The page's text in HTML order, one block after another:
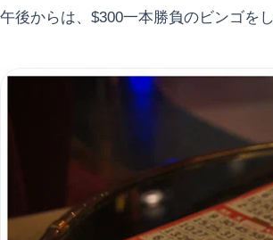
午後からは、$300一本勝負のビンゴを